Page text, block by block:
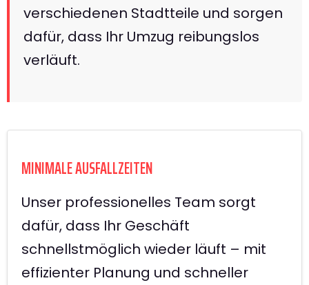
verschiedenen Stadtteile und sorgen
dafür, dass Ihr Umzug reibungslos
verläuft.
MINIMALE AUSFALLZEITEN
Unser professionelles Team sorgt
dafür, dass Ihr Geschäft
schnellstmöglich wieder läuft – mit
effizienter Planung und schneller